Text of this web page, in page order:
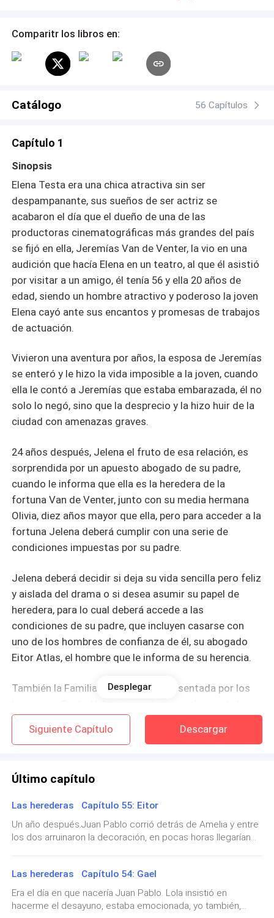
Comparitr los libros en:
Catálogo 56 Capítulos
Capítulo 1
Sinopsis
Elena Testa era una chica atractiva sin ser
despampanante, sus sueños de ser actriz se
acabaron el día que el dueño de una de las
productoras cinematográficas más grandes del país
se fijó en ella, Jeremías Van de Venter, la vio en una
audición que hacía Elena en un teatro, al que él asistió
por visitar a un amigo, él tenía 56 y ella 20 años de
edad, siendo un hombre atractivo y poderoso la joven
Elena cayó ante sus encantos y promesas de trabajos
de actuación.
Vivieron una aventura por años, la esposa de Jeremías
se enteró y le hizo la vida imposible a la joven, cuando
ella le contó a Jeremías que estaba embarazada, él no
solo lo negó, sino que la desprecio y la hizo huir de la
ciudad con amenazas graves.
24 años después, Jelena el fruto de esa relación, es
sorprendida por un apuesto abogado de su padre,
cuando le informa que ella es la heredera de la
fortuna Van de Venter, junto con su media hermana
Olivia, diez años mayor que ella, pero para acceder a la
fortuna Jelena deberá cumplir con una serie de
condiciones impuestas por su padre.
Jelena deberá decidir si deja su vida sencilla pero feliz
y aislada del drama o si desea asumir su papel de
heredera, para lo cual deberá accede a las
condiciones de su padre, que incluyen casarse con
uno de los hombres de confianza de él, su abogado
Eitor Atlas, el hombre que le informa de su herencia.
También la Familia McNamara, representada por los
muerte del patriarca de los Van de Venter, para
hacerse de la compañía, solo Jelena podría salvar el
Desplegar
Siguiente Capítulo Descargar
Último capítulo
Las herederas Capítulo 55: Eitor
Un año después.Juan Pablo corrió detrás de Amelia y entre
los dos arruinaron la decoración, en pocas horas llegarían
madre, pura maldad como Olivia. ¿Cómo esos dos chiquillos
de un año podían causar tanto desastre y con tanta saña?—
Amor, ¿Qué haces? Encierra a los niños—gritó Jelena.—¿Yo?
¿Y las niñeras? ¡Para lo que quedé!, puede que guarde a
Las herederas Capítulo 54: Gael
Era el día en que nacería Juan Pablo. Lola insistió en
hacerme el desayuno, estaba emocionada, yo también,